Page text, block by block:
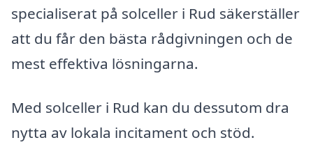
specialiserat på solceller i Rud säkerställer
att du får den bästa rådgivningen och de
mest effektiva lösningarna.
Med solceller i Rud kan du dessutom dra
nytta av lokala incitament och stöd.